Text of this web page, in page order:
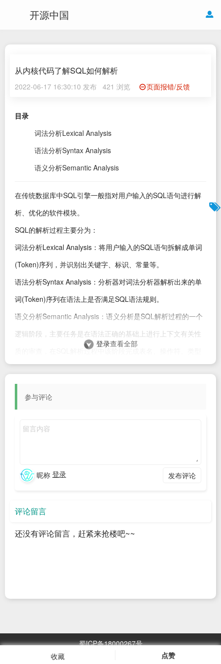
开源中国
从内核代码了解SQL如何解析
2022-06-17 16:30:10 发布 421 浏览 页面报错/反馈
收藏 点赞
目录
词法分析Lexical Analysis
语法分析Syntax Analysis
语义分析Semantic Analysis
在传统数据库中SQL引擎一般指对用户输入的SQL语句进行解
析、优化的软件模块。
SQL的解析过程主要分为：
词法分析Lexical Analysis：将用户输入的SQL语句拆解成单词
(Token)序列，并识别出关键字、标识、常量等。
语法分析Syntax Analysis：分析器对词法分析器解析出来的单
词(Token)序列在语法上是否满足SQL语法规则。
语义分析Semantic Analysis：语义分析是SQL解析过程的一个
逻辑阶段，主要任务是在语法正确的基础上进行上下文有关性
质的审查，在SQL解析过程中该阶段完成表名、操作符、类型
openGauss在pg_parse_query中调用raw_parser函数对用户
输入的SQL命令进行词法分析和语法分析，生成语法树添加到
成查询树。
openGauss使用flex工具进行词法分析。flex工具通过对已经定
scan.l，它根据SQL语言标准对SQL语言中的关键字、标识符、
item”为例说明词法分析结果。
登录查看全部
参与评论
昵称 登录 发布评论
评论留言
还没有评论留言，赶紧来抢楼吧~~
蜀ICP备18000267号
万次